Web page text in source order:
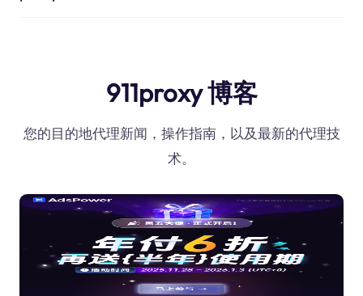
911proxy 博客
您的目的地代理新闻，操作指南，以及最新的代理技
术。